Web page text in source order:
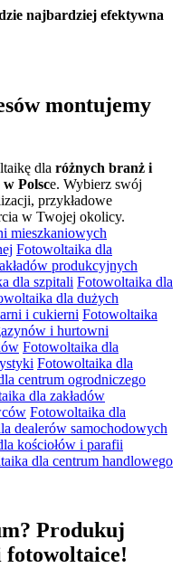
najbardziej efektywna
montujemy
dla różnych branż i
Polsce. Wybierz swój
przykładowe
w Twojej okolicy.
mieszkaniowych
Fotowoltaika dla
produkcyjnych
dla szpitali Fotowoltaika dla
dla dużych
i cukierni Fotowoltaika
i hurtowni
Fotowoltaika dla
Fotowoltaika dla
centrum ogrodniczego
dla zakładów
Fotowoltaika dla
dealerów samochodowych
kościołów i parafii
dla centrum handlowego
Produkuj
fotowoltaice!